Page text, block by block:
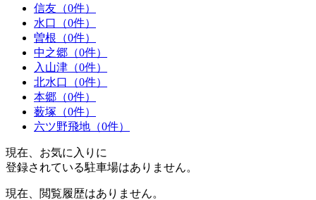
信友（0件）
水口（0件）
曽根（0件）
中之郷（0件）
入山津（0件）
北水口（0件）
本郷（0件）
薮塚（0件）
六ツ野飛地（0件）
現在、お気に入りに
登録されている駐車場はありません。
現在、閲覧履歴はありません。